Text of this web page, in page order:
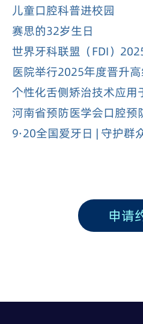
儿童口腔科普进校园
赛思的32岁生日
世界牙科联盟（FDI）
医院举行2025年度晋升
个性化舌侧矫治技术应用
河南省预防医学会口腔预
9·20全国爱牙日 | 守护群
申请